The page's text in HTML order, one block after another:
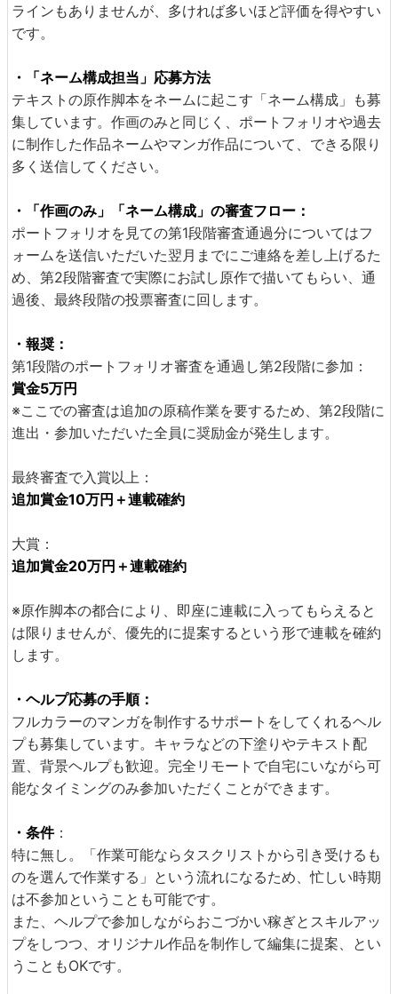
ラインもありませんが、多ければ多いほど評価を得やすい
です。
・「ネーム構成担当」応募方法
テキストの原作脚本をネームに起こす「ネーム構成」も募
集しています。作画のみと同じく、ポートフォリオや過去
に制作した作品ネームやマンガ作品について、できる限り
多く送信してください。
・「作画のみ」「ネーム構成」の審査フロー：
ポートフォリオを見ての第1段階審査通過分についてはフ
ォームを送信いただいた翌月までにご連絡を差し上げるた
め、第2段階審査で実際にお試し原作で描いてもらい、通
過後、最終段階の投票審査に回します。
・報奨：
第1段階のポートフォリオ審査を通過し第2段階に参加：
賞金5万円
※ここでの審査は追加の原稿作業を要するため、第2段階に
進出・参加いただいた全員に奨励金が発生します。
最終審査で入賞以上：
追加賞金10万円＋連載確約
大賞：
追加賞金20万円＋連載確約
※原作脚本の都合により、即座に連載に入ってもらえると
は限りませんが、優先的に提案するという形で連載を確約
します。
・ヘルプ応募の手順：
フルカラーのマンガを制作するサポートをしてくれるヘル
プも募集しています。キャラなどの下塗りやテキスト配
置、背景ヘルプも歓迎。完全リモートで自宅にいながら可
能なタイミングのみ参加いただくことができます。
・条件：
特に無し。「作業可能ならタスクリストから引き受けるも
のを選んで作業する」という流れになるため、忙しい時期
は不参加ということも可能です。
また、ヘルプで参加しながらおこづかい稼ぎとスキルアッ
プをしつつ、オリジナル作品を制作して編集に提案、とい
うこともOKです。